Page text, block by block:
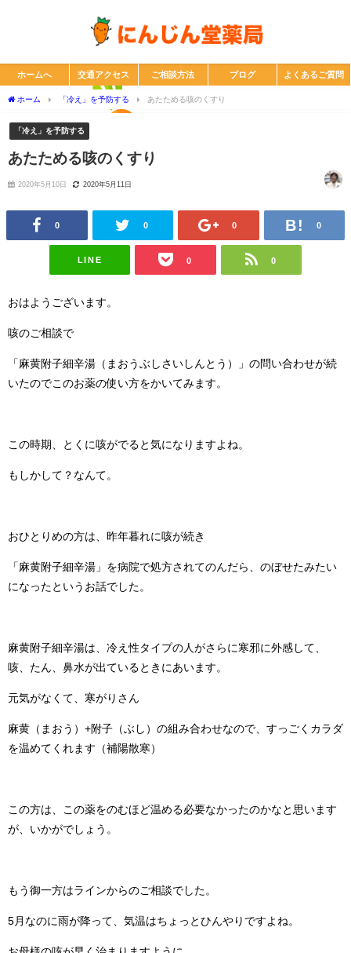
ホームへ 交通アクセス ご相談方法 ブログ よくあるご質問
ホーム 「冷え」を予防する あたためる咳のくすり
「冷え」を予防する
あたためる咳のくすり
2020年5月10日 2020年5月11日
0 0 0 0
LINE 0 0
おはようございます。
咳のご相談で
「麻黄附子細辛湯（まおうぶしさいしんとう）」の問い合わせが続
いたのでこのお薬の使い方をかいてみます。
この時期、とくに咳がでると気になりますよね。
もしかして？なんて。
おひとりめの方は、昨年暮れに咳が続き
「麻黄附子細辛湯」を病院で処方されてのんだら、のぼせたみたい
になったというお話でした。
麻黄附子細辛湯は、冷え性タイプの人がさらに寒邪に外感して、
咳、たん、鼻水が出ているときにあいます。
元気がなくて、寒がりさん
麻黄（まおう）+附子（ぶし）の組み合わせなので、すっごくカラダ
を温めてくれます（補陽散寒）
この方は、この薬をのむほど温める必要なかったのかなと思います
が、いかがでしょう。
もう御一方はラインからのご相談でした。
5月なのに雨が降って、気温はちょっとひんやりですよね。